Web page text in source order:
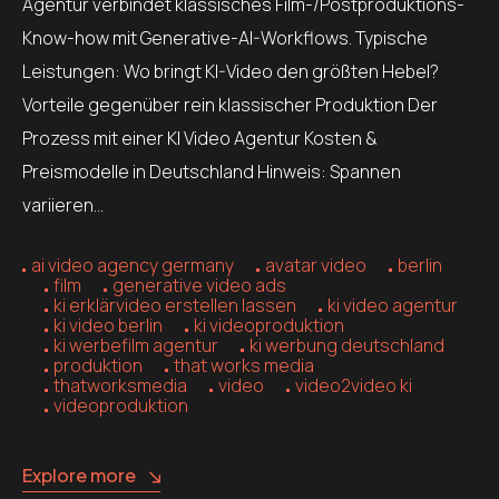
Know-how mit Generative-AI-Workflows. Typische
Leistungen: Wo bringt KI-Video den größten Hebel?
Vorteile gegenüber rein klassischer Produktion Der
Prozess mit einer KI Video Agentur Kosten &
Preismodelle in Deutschland Hinweis: Spannen
variieren…
ai video agency germany avatar video
berlin
film
generative video ads
ki erklärvideo erstellen lassen
ki video agentur
ki video berlin
ki videoproduktion
ki werbefilm agentur
ki werbung deutschland
produktion
that works media
thatworksmedia
video
video2video ki
videoproduktion
Explore more